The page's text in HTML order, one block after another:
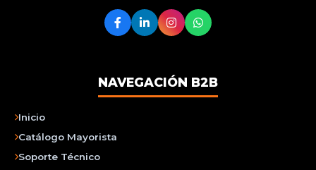
NAVEGACIÓN B2B
Inicio
Catálogo Mayorista
Soporte Técnico